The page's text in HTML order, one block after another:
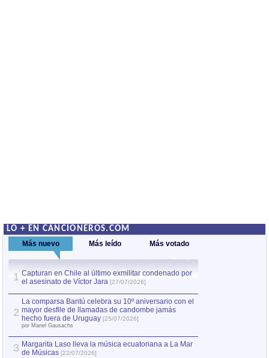
LO + EN CANCIONEROS.COM
Más nuevo Más leído Más votado
1 Capturan en Chile al último exmilitar condenado por
el asesinato de Víctor Jara [27/07/2026]
2
La comparsa Bantú celebra su 10º aniversario con el
mayor desfile de llamadas de candombe jamás
hecho fuera de Uruguay [25/07/2026]
por Manel Gausachs
3 Margarita Laso lleva la música ecuatoriana a La Mar
de Músicas [22/07/2026]